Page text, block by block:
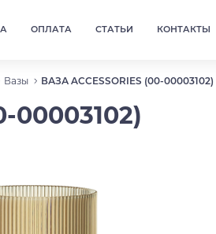
ОПЛАТА СТАТЬИ КОНТАКТЫ
Вазы ВАЗА ACCESSORIES (00-00003102)
00003102)